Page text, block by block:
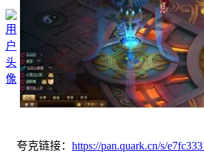
夸克链接： https://pan.quark.cn/s/